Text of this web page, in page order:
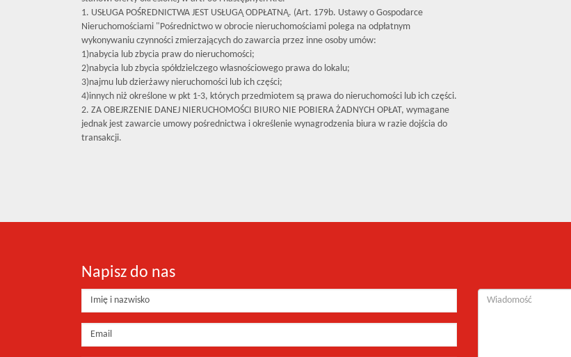
1. USŁUGA POŚREDNICTWA JEST USŁUGĄ ODPŁATNĄ. (Art. 179b. Ustawy o Gospodarce
Nieruchomościami "Pośrednictwo w obrocie nieruchomościami polega na odpłatnym
wykonywaniu czynności zmierzających do zawarcia przez inne osoby umów:
1)nabycia lub zbycia praw do nieruchomości;
2)nabycia lub zbycia spółdzielczego własnościowego prawa do lokalu;
3)najmu lub dzierżawy nieruchomości lub ich części;
4)innych niż określone w pkt 1-3, których przedmiotem są prawa do nieruchomości lub ich części.
2. ZA OBEJRZENIE DANEJ NIERUCHOMOŚCI BIURO NIE POBIERA ŻADNYCH OPŁAT, wymagane
jednak jest zawarcie umowy pośrednictwa i określenie wynagrodzenia biura w razie dojścia do
transakcji.
Napisz do nas